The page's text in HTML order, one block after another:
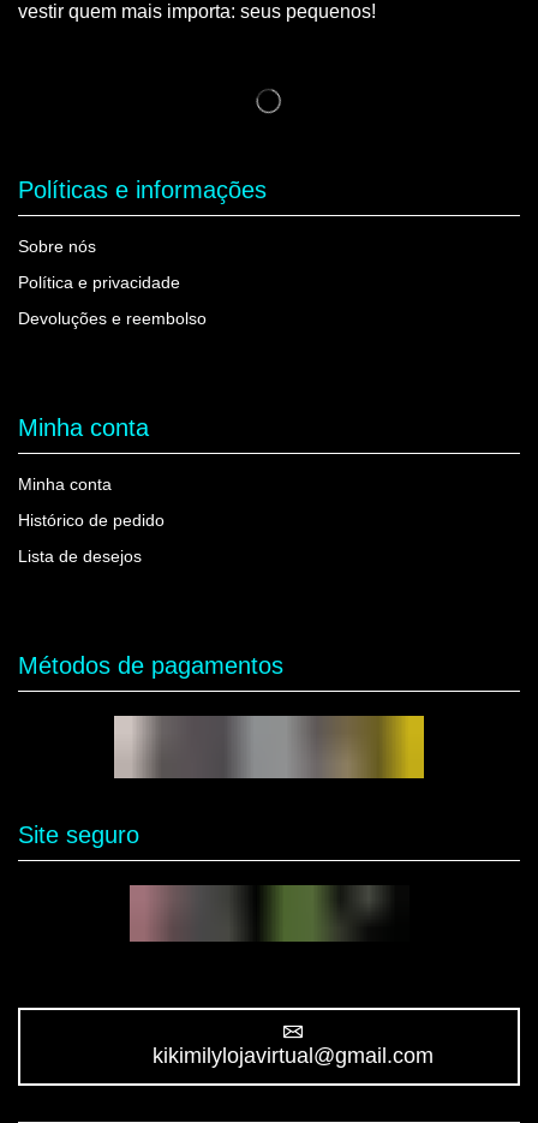
vestir quem mais importa: seus pequenos!
Políticas e informações
Sobre nós
Política e privacidade
Devoluções e reembolso
Minha conta
Minha conta
Histórico de pedido
Lista de desejos
Métodos de pagamentos
Site seguro
kikimilylojavirtual@gmail.com